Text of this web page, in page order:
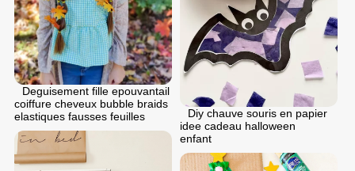
Deguisement fille epouvantail
coiffure cheveux bubble braids
elastiques fausses feuilles
Diy chauve souris en papier
idee cadeau halloween
enfant